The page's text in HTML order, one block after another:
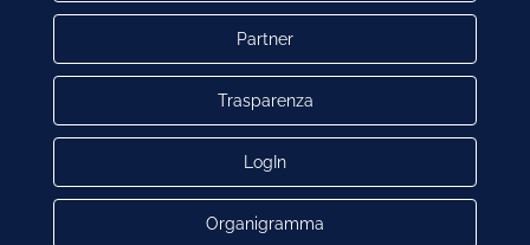
Partner
Trasparenza
LogIn
Organigramma